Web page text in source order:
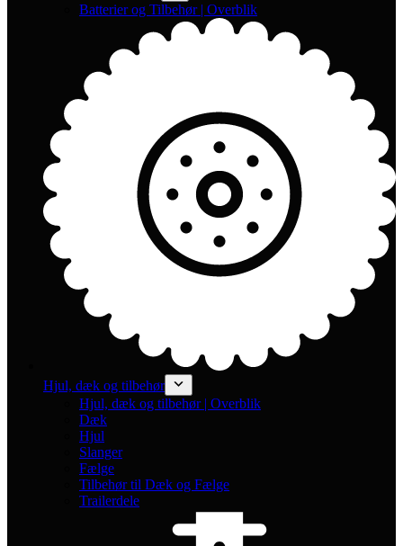
Batterier og Tilbehør | Overblik
Hjul, dæk og tilbehør
Hjul, dæk og tilbehør | Overblik
Dæk
Hjul
Slanger
Fælge
Tilbehør til Dæk og Fælge
Trailerdele